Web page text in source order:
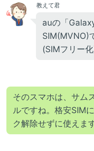
教えて君
auの「
SIM(MVNO)
(SIMフリー
そのスマホは、サム
ルですね。格安SIM
ク解除せずに使えま